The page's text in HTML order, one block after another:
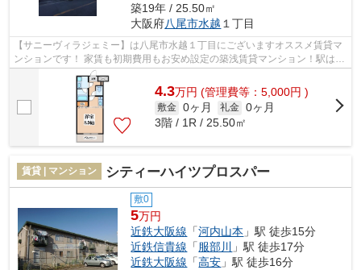
築19年 / 25.50㎡
大阪府八尾市水越 １丁目
【サニーヴィラジェミー】は八尾市水越１丁目にございますオススメ賃貸マ
ンションです！ 家賃も初期費用もお安め設定の築浅賃貸マンション！駅は少
し遠くなりますが駅まで平坦ですの...
4.3万円 (管理費等：5,000円 )
敷金 0ヶ月 礼金 0ヶ月
3階 / 1R / 25.50㎡
賃貸 | マンション シティーハイツプロスパー
敷0
5万円
近鉄大阪線 「河内山本 」駅 徒歩15分
近鉄信貴線 「服部川
」駅 徒歩17分
近鉄大阪線 「高安 」駅 徒歩16分